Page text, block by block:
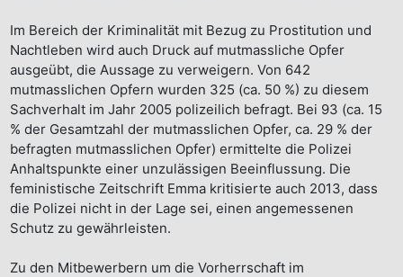
Im Bereich der Kriminalität mit Bezug zu Prostitution und
Nachtleben wird auch Druck auf mutmassliche Opfer
ausgeübt, die Aussage zu verweigern. Von 642
mutmasslichen Opfern wurden 325 (ca. 50 %) zu diesem
Sachverhalt im Jahr 2005 polizeilich befragt. Bei 93 (ca. 15
% der Gesamtzahl der mutmasslichen Opfer, ca. 29 % der
befragten mutmasslichen Opfer) ermittelte die Polizei
Anhaltspunkte einer unzulässigen Beeinflussung. Die
feministische Zeitschrift Emma kritisierte auch 2013, dass
die Polizei nicht in der Lage sei, einen angemessenen
Schutz zu gewährleisten.
Zu den Mitbewerbern um die Vorherrschaft im